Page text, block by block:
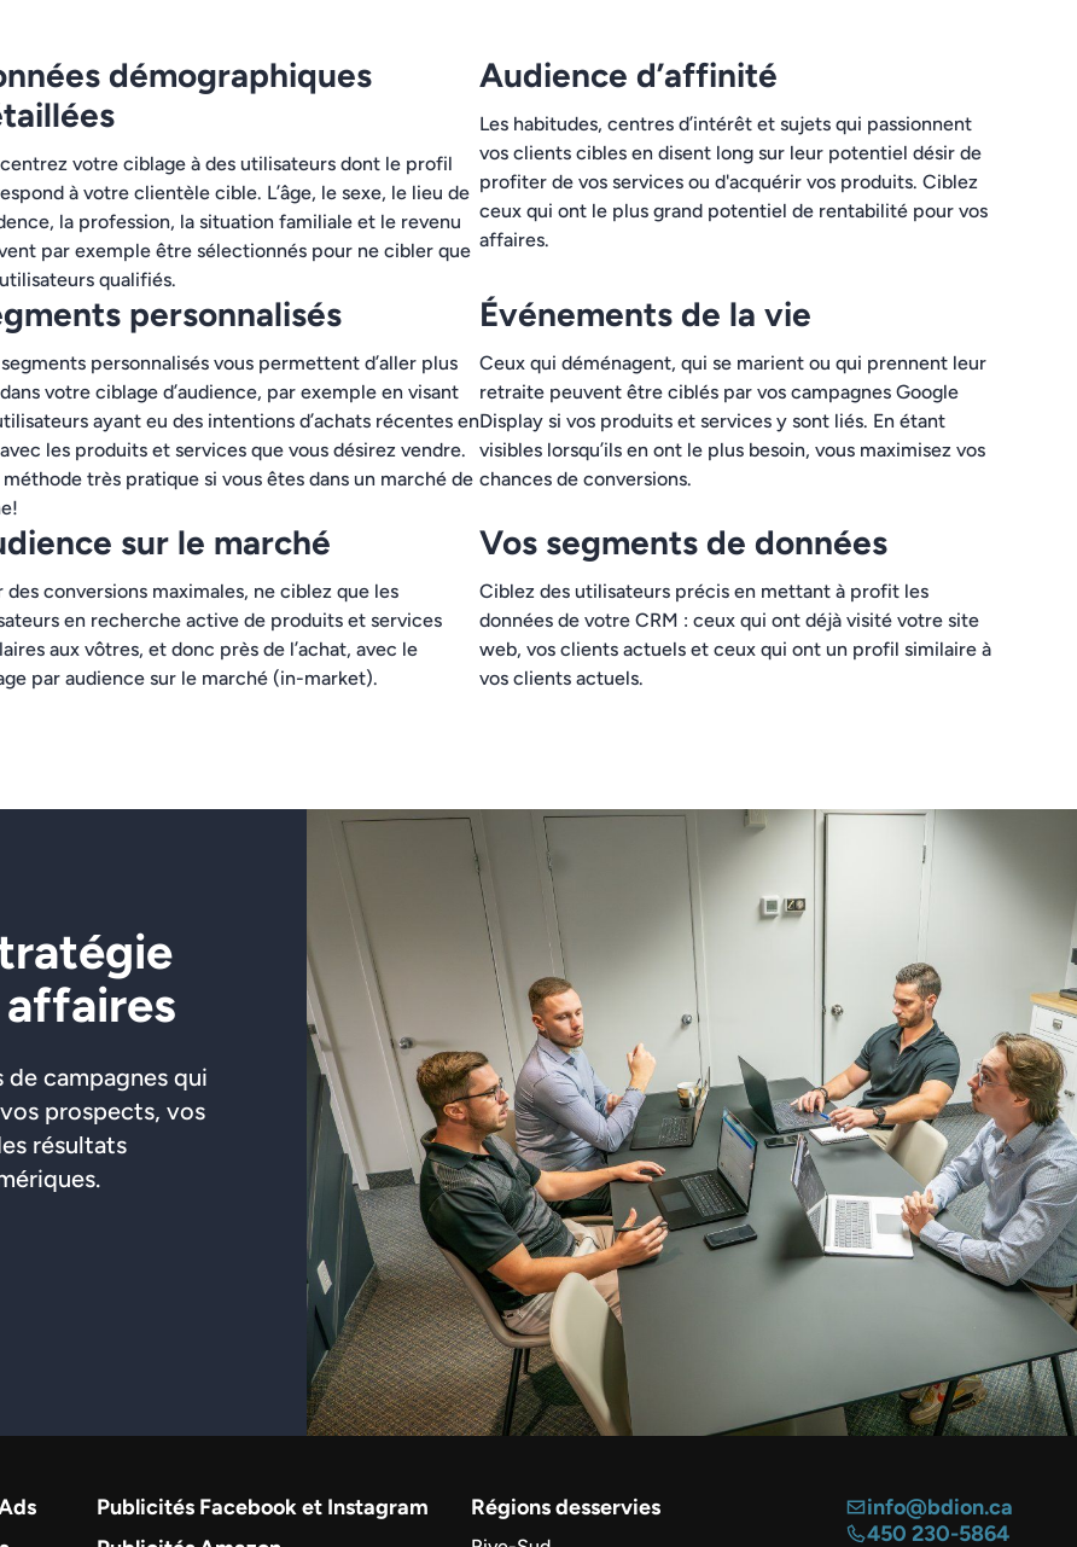
démographiques
votre ciblage à des utilisateurs dont le profil
à votre clientèle cible. L’âge, le sexe, le lieu de
la profession, la situation familiale et le revenu
par exemple être sélectionnés pour ne cibler que
qualifiés.
Audience d’affinité
Les habitudes, centres d’intérêt et sujets qui passionnent
vos clients cibles en disent long sur leur potentiel désir de
profiter de vos services ou d'acquérir vos produits. Ciblez
ceux qui ont le plus grand potentiel de rentabilité pour vos
affaires.
personnalisés
segments personnalisés vous permettent d’aller plus
votre ciblage d’audience, par exemple en visant
ayant eu des intentions d’achats récentes en
les produits et services que vous désirez vendre.
méthode très pratique si vous êtes dans un marché de
Événements de la vie
Ceux qui déménagent, qui se marient ou qui prennent leur
retraite peuvent être ciblés par vos campagnes Google
Display si vos produits et services y sont liés. En étant
visibles lorsqu’ils en ont le plus besoin, vous maximisez vos
chances de conversions.
sur le marché
des conversions maximales, ne ciblez que les
en recherche active de produits et services
aux vôtres, et donc près de l’achat, avec le
par audience sur le marché (in-market).
Vos segments de données
Ciblez des utilisateurs précis en mettant à profit les
données de votre CRM : ceux qui ont déjà visité votre site
web, vos clients actuels et ceux qui ont un profil similaire à
vos clients actuels.
campagnes qui
prospects, vos
résultats
Publicités Facebook et Instagram
Régions desservies
info@bdion.ca
450 230-5864